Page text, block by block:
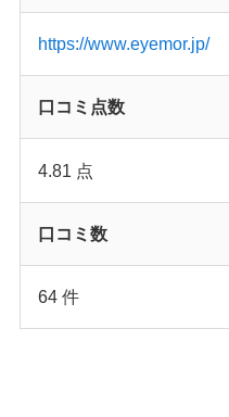
https://www.eyemor.jp/
口コミ点数
4.81 点
口コミ数
64 件